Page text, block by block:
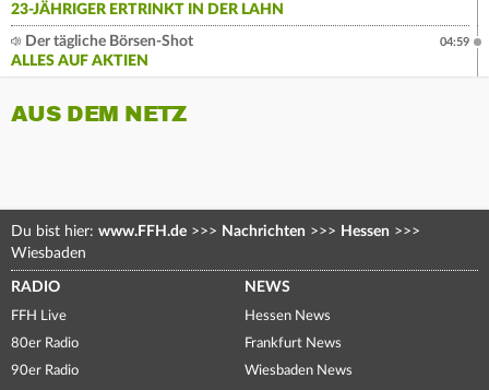
23-JÄHRIGER ERTRINKT IN DER LAHN
Der tägliche Börsen-Shot
ALLES AUF AKTIEN
04:59
AUS DEM NETZ
Du bist hier: www.FFH.de >>> Nachrichten >>> Hessen >>>
Wiesbaden
RADIO
FFH Live
80er Radio
90er Radio
NEWS
Hessen News
Frankfurt News
Wiesbaden News